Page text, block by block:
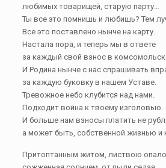
любимых товарищей, старую парту…
Ты все это помнишь и любишь? Тем
Все это поставлено нынче на карту.
Настала пора, и теперь мы в ответе
за каждый свой взнос в
И Родина нынче с нас спрашивать
за каждую буковку в нашем Уставе.
Тревожное небо клубится над нами.
Подходит война к твоему изголовью.
И больше нам взносы платить не
а может быть, собственной жизнью и
Притоптанным житом, листвою